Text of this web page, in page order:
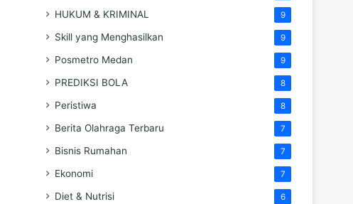
HUKUM & KRIMINAL 9
Skill yang Menghasilkan 9
Posmetro Medan 9
PREDIKSI BOLA 8
Peristiwa 8
Berita Olahraga Terbaru 7
Bisnis Rumahan 7
Ekonomi 7
Diet & Nutrisi 6